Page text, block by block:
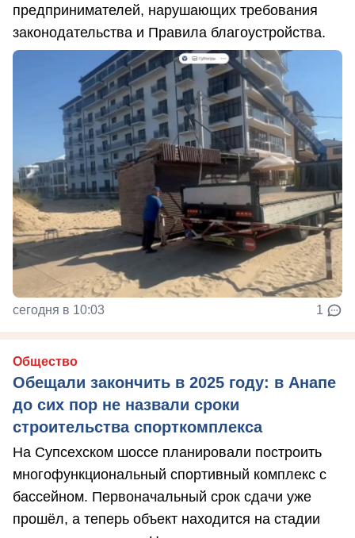
предпринимателей, нарушающих требования
законодательства и Правила благоустройства.
сегодня в 10:03 1
Общество
Обещали закончить в 2025 году: в Анапе
до сих пор не назвали сроки
строительства спорткомплекса
На Супсехском шоссе планировали построить
многофункциональный спортивный комплекс с
бассейном. Первоначальный срок сдачи уже
прошёл, а теперь объект находится на стадии